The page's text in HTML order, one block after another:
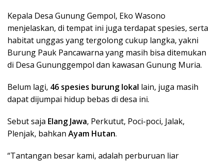
Kepala Desa Gunung Gempol, Eko Wasono
menjelaskan, di tempat ini juga terdapat spesies, serta
habitat unggas yang tergolong cukup langka, yakni
Burung Pauk Pancawarna yang masih bisa ditemukan
di Desa Gununggempol dan kawasan Gunung Muria.
Belum lagi, 46 spesies burung lokal lain, juga masih
dapat dijumpai hidup bebas di desa ini.
Sebut saja Elang Jawa, Perkutut, Poci-poci, Jalak,
Plenjak, bahkan Ayam Hutan.
“Tantangan besar kami, adalah perburuan liar